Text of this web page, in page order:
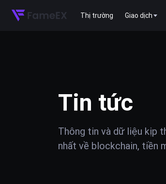
Thị trường Giao dịch
Tin tức
Thông tin và dữ liệu kịp
nhất về blockchain, tiền